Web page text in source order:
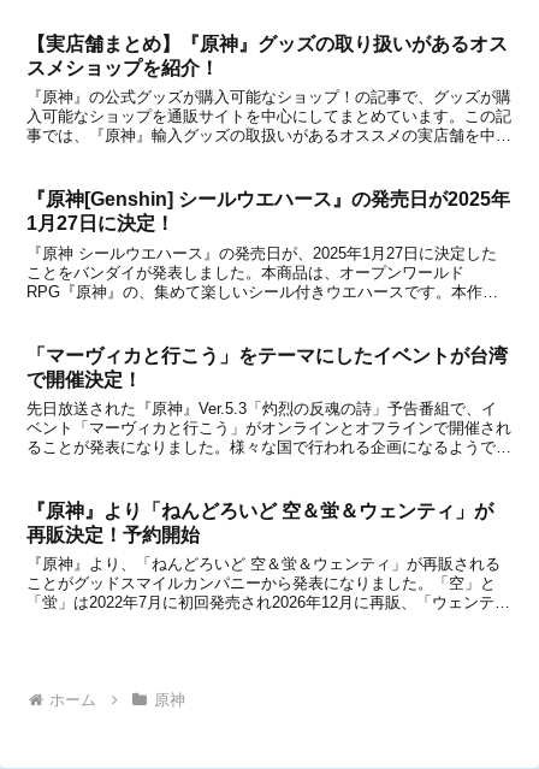
【実店舗まとめ】『原神』グッズの取り扱いがあるオス
スメショップを紹介！
『原神』の公式グッズが購入可能なショップ！の記事で、グッズが購
入可能なショップを通販サイトを中心にしてまとめています。この記
事では、『原神』輸入グッズの取扱いがあるオススメの実店舗を中心
『原神[Genshin] シールウエハース』の発売日が2025年
1月27日に決定！
『原神 シールウエハース』の発売日が、2025年1月27日に決定した
ことをバンダイが発表しました。本商品は、オープンワールド
RPG『原神』の、集めて楽しいシール付きウエハースです。本作の
「マーヴィカと行こう」をテーマにしたイベントが台湾
で開催決定！
先日放送された『原神』Ver.5.3「灼烈の反魂の詩」予告番組で、イ
ベント「マーヴィカと行こう」がオンラインとオフラインで開催され
ることが発表になりました。様々な国で行われる企画になるようで、
『原神』より「ねんどろいど 空＆蛍＆ウェンティ」が
再販決定！予約開始
『原神』より、「ねんどろいど 空＆蛍＆ウェンティ」が再販される
ことがグッドスマイルカンパニーから発表になりました。「空」と
「蛍」は2022年7月に初回発売され2026年12月に再販、「ウェンテ
ホーム 原神